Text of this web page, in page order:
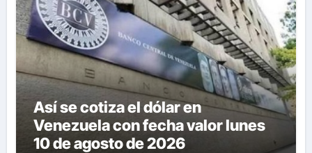
Así se cotiza el dólar en
Venezuela con fecha valor lunes
10 de agosto de 2026